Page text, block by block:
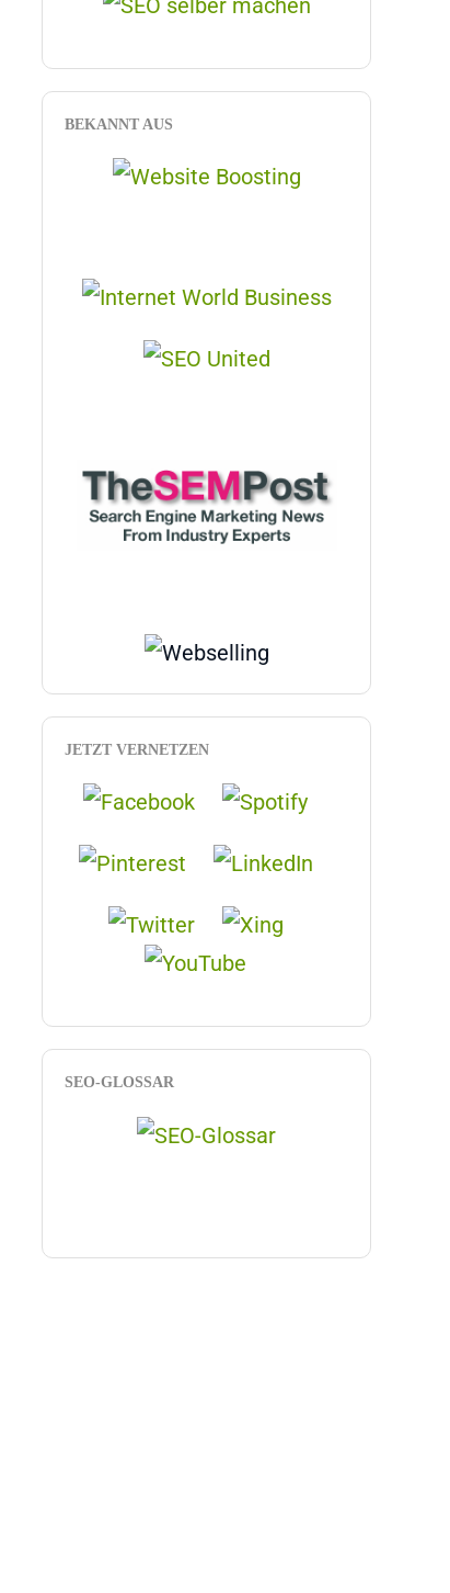
BEKANNT AUS
JETZT VERNETZEN
SEO-GLOSSAR